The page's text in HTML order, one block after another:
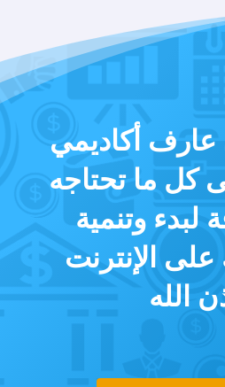
أكاديمي
كل ما تحتاجه
لبدء وتنمية
الإنترنت
الله